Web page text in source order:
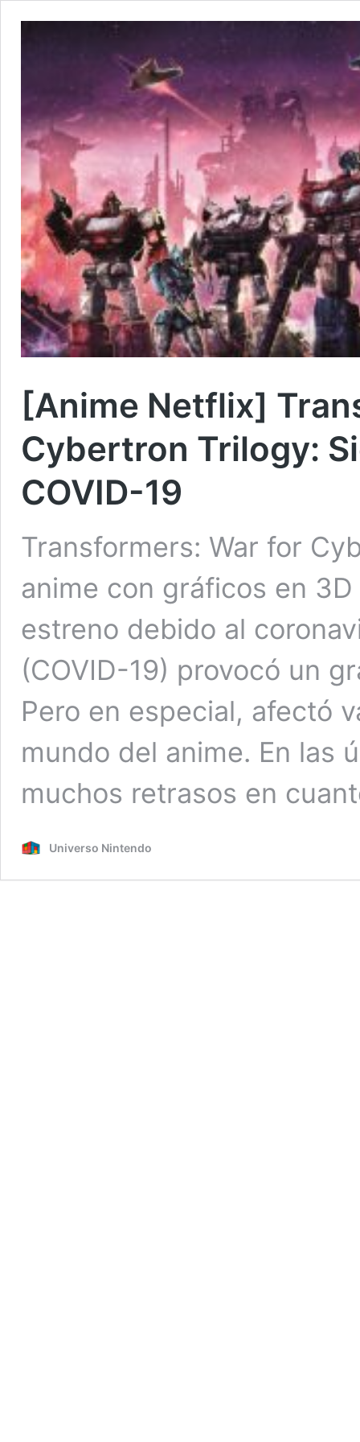
[Anime Netflix]
Cybertron Trilogy:
COVID-19
Transformers: War for
anime con gráficos en
estreno debido al
(COVID-19) provocó un
Pero en especial, afectó
mundo del anime. En las
muchos retrasos en
Universo Nintendo